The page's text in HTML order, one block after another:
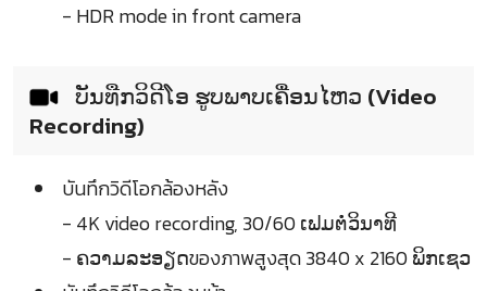
- HDR mode in front camera
ບັນທືກວິດີໂອ ຮູບພາບເຄື່ອນໄຫວ (Video
Recording)
บันทึกวิดีโอกล้องหลัง
- 4K video recording, 30/60 ເຟມຕໍ່ວິນາທີ
- ຄວາມລະອຽດของภาพสูงสุด 3840 x 2160 ພິກເຊວ